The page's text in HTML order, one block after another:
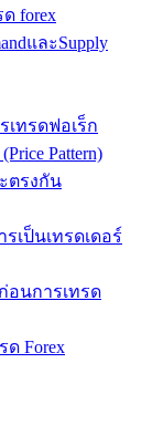
forex
และSupply
เทรดฟอเร็ก
Pattern)
ตรงกัน
เป็นเทรดเดอร์
อนการเทรด
Forex